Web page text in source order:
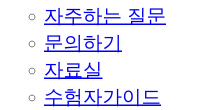
자주하는 질문
문의하기
자료실
수험자가이드